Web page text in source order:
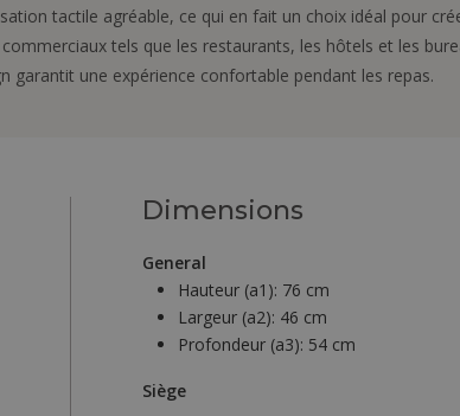
tactile agréable, ce qui en fait un choix idéal pour
tels que les restaurants, les hôtels et les
garantit une expérience confortable pendant les repas.
Dimensions
General
Hauteur (a1): 76 cm
Largeur (a2): 46 cm
Profondeur (a3): 54 cm
Siège